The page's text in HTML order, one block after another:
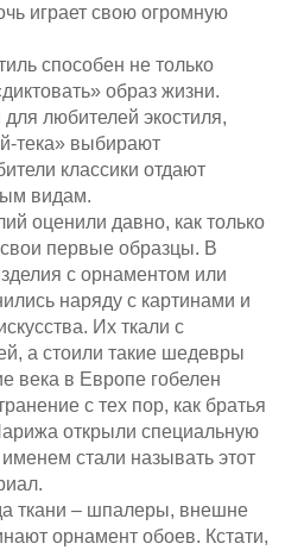
играет свою огромную
способен не только
образ жизни.
любителей экостиля,
тека» выбирают
классики отдают
видам.
оценили давно, как только
свои первые образцы. В
с орнаментом или
наряду с картинами и
Их ткали с
а стоили такие шедевры
века в Европе гобелен
с тех пор, как братья
открыли специальную
стали называть этот
ткани – шпалеры, внешне
орнамент обоев. Кстати,